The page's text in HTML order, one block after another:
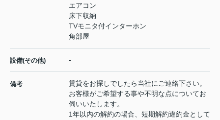
エアコン
床下収納
TVモニタ付インターホン
角部屋
設備(その他) -
備考
賃貸をお探しでしたら当社にご連絡下さい。
お客様がご希望する事や不明な点についてお
伺いいたします。
1年以内の解約の場合、短期解約違約金として